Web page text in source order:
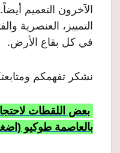
الآخرون التعميم
التمييز، العنصرية
في كل بقاع الأرض.
نشكر تفهمكم
بعض اللقطات
بالعاصمة طوكيو